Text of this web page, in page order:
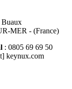
Buaux
MER - (France)
: 0805 69 69 50
keynux.com